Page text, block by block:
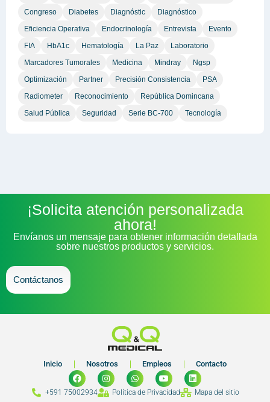
Congreso
Diabetes Diagnóstic
Diagnóstico
Eficiencia Operativa
Endocrinología Entrevista
Evento
FIA
HbA1c Hematología La Paz
Laboratorio
Marcadores Tumorales
Medicina Mindray
Ngsp
Optimización
Partner Precisión Consistencia
PSA
Radiometer
Reconocimiento
República Domincana
Salud Pública
Seguridad Serie BC-700 Tecnología
¡Solicita atención personalizada
ahora!
Envíanos un mensaje para obtener información detallada
sobre nuestros productos y servicios.
Contáctanos
Inicio Nosotros Empleos Contacto
+591 75002934 Política de Privacidad Mapa del sitio